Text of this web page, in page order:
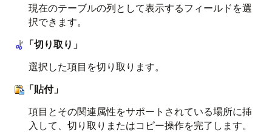
現在のテーブルの列として表示するフィールドを選
択できます。
「切り取り」
選択した項目を切り取ります。
「貼付」
項目とその関連属性をサポートされている場所に挿
入して、切り取りまたはコピー操作を完了します。